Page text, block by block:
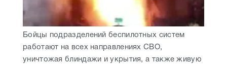
Бойцы подразделений беспилотных систем
работают на всех направлениях СВО,
уничтожая блиндажи и укрытия, а также живую